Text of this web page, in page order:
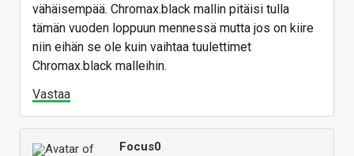
vähäisempää. Chromax.black mallin pitäisi tulla
tämän vuoden loppuun mennessä mutta jos on kiire
niin eihän se ole kuin vaihtaa tuulettimet
Chromax.black malleihin.
Vastaa
Focus0